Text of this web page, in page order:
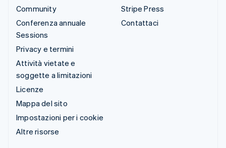
Community
Conferenza annuale
Sessions
Privacy e termini
Attività vietate e
soggette a limitazioni
Licenze
Mappa del sito
Impostazioni per i cookie
Altre risorse
Stripe Press
Contattaci